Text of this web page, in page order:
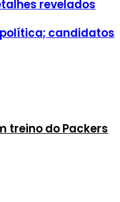
revelados
candidatos
treino do Packers